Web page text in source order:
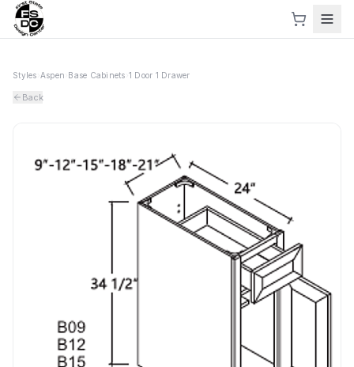
Styles Aspen Base Cabinets 1 Door 1 Drawer
Back